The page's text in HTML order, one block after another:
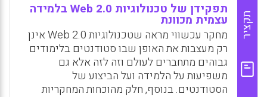
תקציר
תפקידן של טכנולוגיות Web 2.0 בלמידה
עצמית מכוונת
מחקר עכשווי מראה שטכנולוגיות Web 2.0 אינן
רק מעצבות את האופן שבו סטודנטים בלימודים
גבוהים מתחברים לעולם וזה לזה אלא גם
משפיעות על הלמידה ועל הביצוע של
הסטודנטים. בנוסף, חלק מהוכחות המחקריות